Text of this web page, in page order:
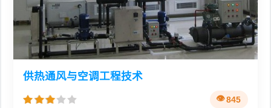
供热通风与空调工程技术
845